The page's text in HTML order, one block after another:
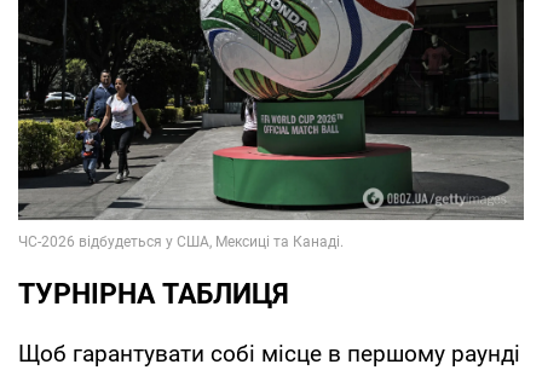
ТУРНІРНА ТАБЛИЦЯ
Щоб гарантувати собі місце в першому раунді